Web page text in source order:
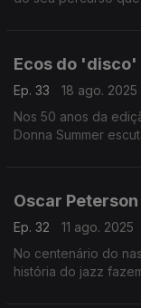
Ecos do 'disco'
Ep. 33
18 ago. 2025
Nos 50 anos da
Donna Summer
Oscar
Ep. 32
11 ago. 2025
No centenário do
história do jazz